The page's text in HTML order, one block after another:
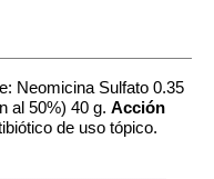
Neomicina Sulfato 0.35
al 50%) 40 g. Acción
de uso tópico.